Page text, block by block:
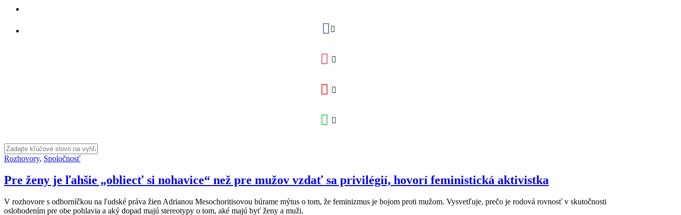
Rozhovory, Spoločnosť
Pre ženy je ľahšie „obliecť si nohavice“ než pre mužov vzdať sa privilégií, hovorí feministická aktivistka
V rozhovore s odborníčkou na ľudské práva žien Adrianou Mesochoritisovou búrame mýtus o tom, že feminizmus je bojom proti mužom. Vysvetľuje, prečo je rodová rovnosť v skutočnosti
oslobodením pre obe pohlavia a aký dopad majú stereotypy o tom, aké majú byť ženy a muži.